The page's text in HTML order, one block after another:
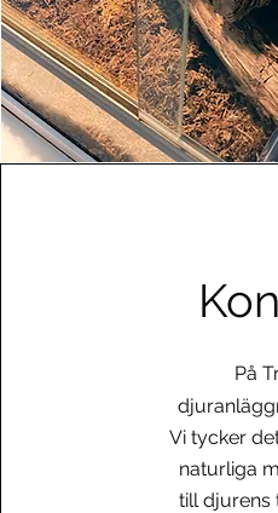
På
Vi tycker
naturliga
till djurens